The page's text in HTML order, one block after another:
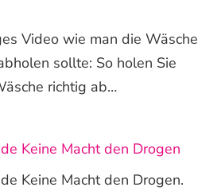
Video wie man die Wäsche
sollte: So holen Sie
richtig ab…
Keine Macht den Drogen
Keine Macht den Drogen.